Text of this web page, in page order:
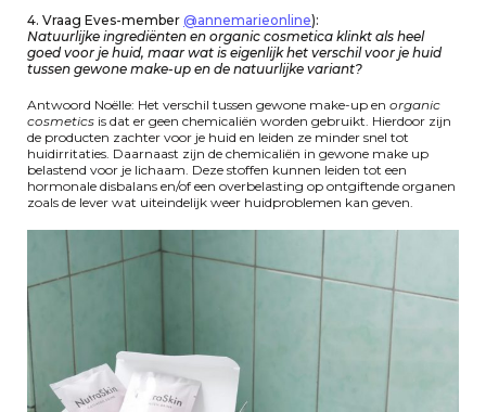
4. Vraag Eves-member @annemarieonline):
Natuurlijke ingrediënten en organic cosmetica klinkt als heel
goed voor je huid, maar wat is eigenlijk het verschil voor je huid
tussen gewone make-up en de natuurlijke variant?
Antwoord Noëlle: Het verschil tussen gewone make-up en organic
cosmetics is dat er geen chemicaliën worden gebruikt. Hierdoor zijn
de producten zachter voor je huid en leiden ze minder snel tot
huidirritaties. Daarnaast zijn de chemicaliën in gewone make up
belastend voor je lichaam. Deze stoffen kunnen leiden tot een
hormonale disbalans en/of een overbelasting op ontgiftende organen
zoals de lever wat uiteindelijk weer huidproblemen kan geven.